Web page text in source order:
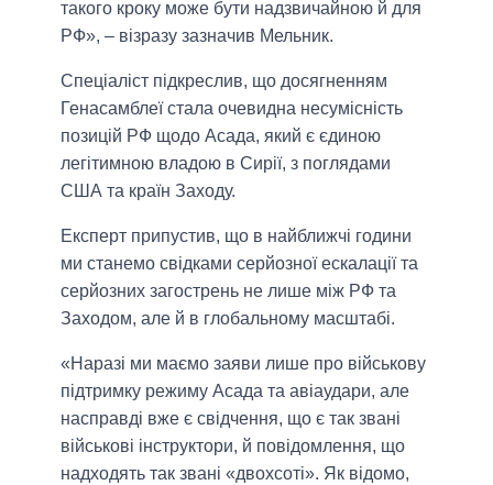
такого кроку може бути надзвичайною й для
РФ», – візразу зазначив Мельник.
Спеціаліст підкреслив, що досягненням
Генасамблеї стала очевидна несумісність
позицій РФ щодо Асада, який є єдиною
легітимною владою в Сирії, з поглядами
США та країн Заходу.
Експерт припустив, що в найближчі години
ми станемо свідками серйозної ескалації та
серйозних загострень не лише між РФ та
Заходом, але й в глобальному масштабі.
«Наразі ми маємо заяви лише про військову
підтримку режиму Асада та авіаудари, але
насправді вже є свідчення, що є так звані
військові інструктори, й повідомлення, що
надходять так звані «двохсоті». Як відомо,